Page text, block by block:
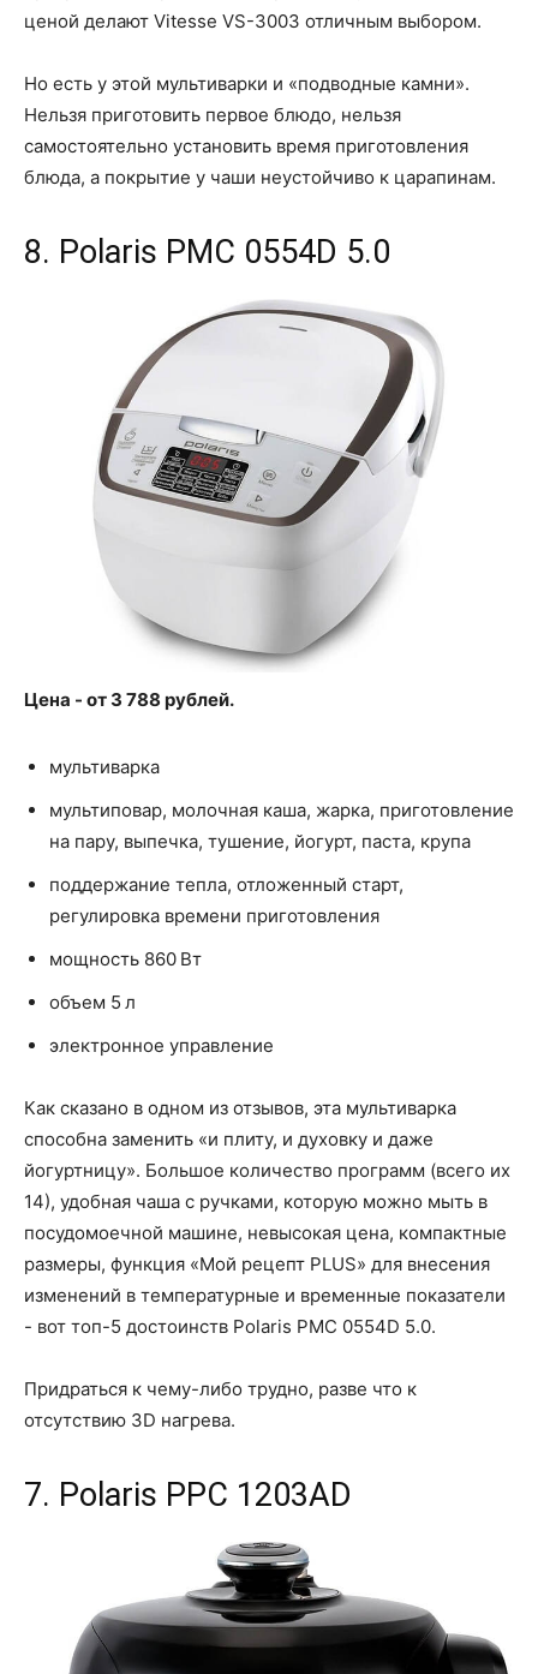
ценой делают Vitesse VS-3003 отличным выбором.
Но есть у этой мультиварки и «подводные камни».
Нельзя приготовить первое блюдо, нельзя
самостоятельно установить время приготовления
блюда, а покрытие у чаши неустойчиво к царапинам.
8. Polaris PMC 0554D 5.0
Цена - от 3 788 рублей.
мультиварка
мультиповар, молочная каша, жарка, приготовление
на пару, выпечка, тушение, йогурт, паста, крупа
поддержание тепла, отложенный старт,
регулировка времени приготовления
мощность 860 Вт
объем 5 л
электронное управление
Как сказано в одном из отзывов, эта мультиварка
способна заменить «и плиту, и духовку и даже
йогуртницу». Большое количество программ (всего их
14), удобная чаша с ручками, которую можно мыть в
посудомоечной машине, невысокая цена, компактные
размеры, функция «Мой рецепт PLUS» для внесения
изменений в температурные и временные показатели
- вот топ-5 достоинств Polaris PMC 0554D 5.0.
Придраться к чему-либо трудно, разве что к
отсутствию 3D нагрева.
7. Polaris PPC 1203AD